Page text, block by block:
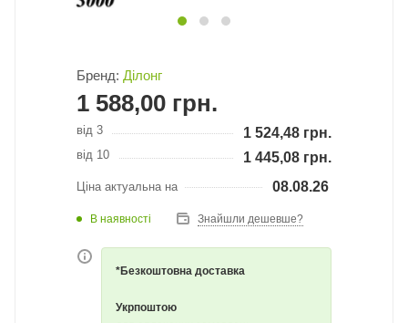
Бренд: Ділонг
1 588,00 грн.
від 3 1 524,48 грн.
від 10 1 445,08 грн.
Ціна актуальна на 08.08.26
В наявності Знайшли дешевше?
*Безкоштовна доставка
Укрпоштою